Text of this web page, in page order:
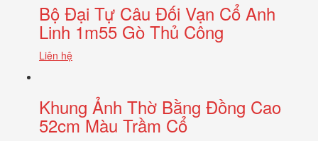
Bộ Đại Tự Câu Đối Vạn Cổ Anh
Linh 1m55 Gò Thủ Công
Liên hệ
Khung Ảnh Thờ Bằng Đồng Cao
52cm Màu Trầm Cổ